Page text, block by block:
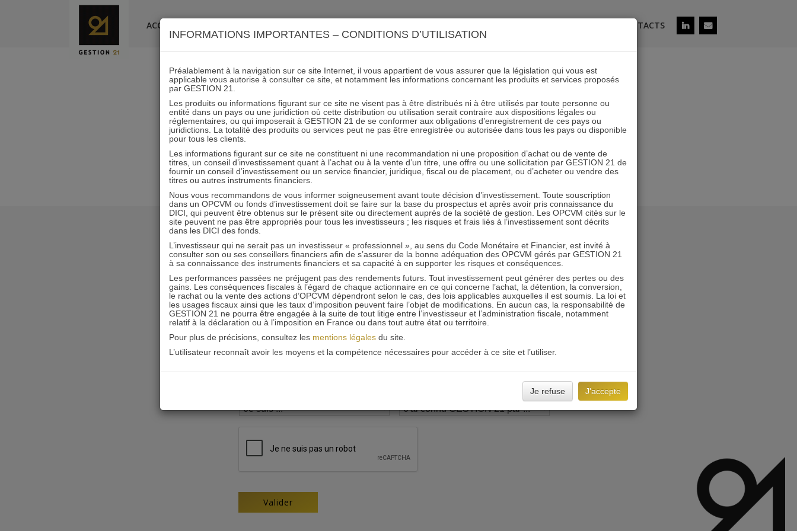
ACCUEIL CONTACTS
24h Mans
29.08.2019 - Partagez l'article sur
RESTER INFORMÉ
Recevoir nos newsletters
INFORMATIONS IMPORTANTES – CONDITIONS D’UTILISATION
Préalablement à la navigation sur ce site Internet, il vous appartient de vous assurer que la législation qui vous est
applicable vous autorise à consulter ce site, et notamment les informations concernant les produits et services proposés
par GESTION 21.
Les produits ou informations figurant sur ce site ne visent pas à être distribués ni à être utilisés par toute personne ou
entité dans un pays ou une juridiction où cette distribution ou utilisation serait contraire aux dispositions légales ou
réglementaires, ou qui imposerait à GESTION 21 de se conformer aux obligations d’enregistrement de ces pays ou
juridictions. La totalité des produits ou services peut ne pas être enregistrée ou autorisée dans tous les pays ou disponible
pour tous les clients.
Les informations figurant sur ce site ne constituent ni une recommandation ni une proposition d’achat ou de vente de
titres, un conseil d’investissement quant à l’achat ou à la vente d’un titre, une offre ou une sollicitation par GESTION 21 de
fournir un conseil d’investissement ou un service financier, juridique, fiscal ou de placement, ou d’acheter ou vendre des
titres ou autres instruments financiers.
Nous vous recommandons de vous informer soigneusement avant toute décision d’investissement. Toute souscription
dans un OPCVM ou fonds d’investissement doit se faire sur la base du prospectus et après avoir pris connaissance du
DICI, qui peuvent être obtenus sur le présent site ou directement auprès de la société de gestion. Les OPCVM cités sur le
site peuvent ne pas être appropriés pour tous les investisseurs ; les risques et frais liés à l’investissement sont décrits
dans les DICI des fonds.
L’investisseur qui ne serait pas un investisseur « professionnel », au sens du Code Monétaire et Financier, est invité à
consulter son ou ses conseillers financiers afin de s’assurer de la bonne adéquation des OPCVM gérés par GESTION 21
à sa connaissance des instruments financiers et sa capacité à en supporter les risques et conséquences.
Les performances passées ne préjugent pas des rendements futurs. Tout investissement peut générer des pertes ou des
gains. Les conséquences fiscales à l’égard de chaque actionnaire en ce qui concerne l’achat, la détention, la conversion,
le rachat ou la vente des actions d’OPCVM dépendront selon le cas, des lois applicables auxquelles il est soumis. La loi et
les usages fiscaux ainsi que les taux d’imposition peuvent faire l’objet de modifications. En aucun cas, la responsabilité de
GESTION 21 ne pourra être engagée à la suite de tout litige entre l’investisseur et l’administration fiscale, notamment
relatif à la déclaration ou à l’imposition en France ou dans tout autre état ou territoire.
Pour plus de précisions, consultez les mentions légalesdu site.
L’utilisateur reconnaît avoir les moyens et la compétence nécessaires pour accéder à ce site et l’utiliser.
Je refuse J'accepte